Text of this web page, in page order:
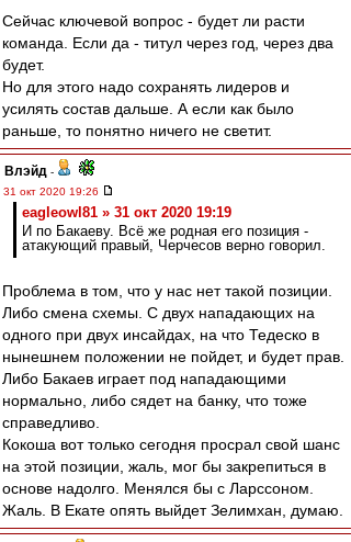
Сейчас ключевой вопрос - будет ли расти
команда. Если да - титул через год, через два
будет.
Но для этого надо сохранять лидеров и
усилять состав дальше. А если как было
раньше, то понятно ничего не светит.
Влэйд -
31 окт 2020 19:26
eagleowl81 » 31 окт 2020 19:19
И по Бакаеву. Всё же родная его позиция -
атакующий правый, Черчесов верно говорил.
Проблема в том, что у нас нет такой позиции.
Либо смена схемы. С двух нападающих на
одного при двух инсайдах, на что Тедеско в
нынешнем положении не пойдет, и будет прав.
Либо Бакаев играет под нападающими
нормально, либо сядет на банку, что тоже
справедливо.
Кокоша вот только сегодня просрал свой шанс
на этой позиции, жаль, мог бы закрепиться в
основе надолго. Менялся бы с Ларссоном.
Жаль. В Екате опять выйдет Зелимхан, думаю.